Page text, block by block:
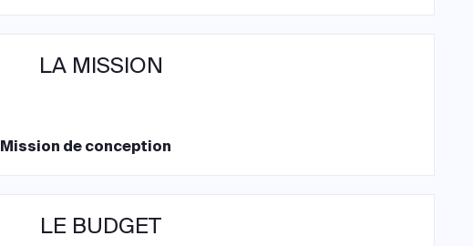
LA MISSION
Mission de conception
LE BUDGET